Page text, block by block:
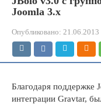
Joomla 3.x
Опубликовано: 21.06.2013
Благодаря поддержке
интеграции Gravtar,